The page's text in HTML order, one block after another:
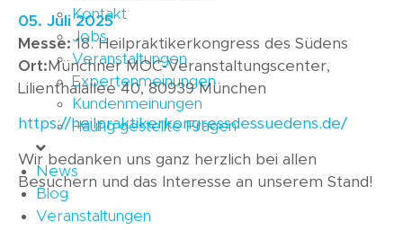
Kontakt
Jobs
Veranstaltungen
Expertenmeinungen
Kundenmeinungen
Häufig gestellte Fragen
News
Blog
Veranstaltungen
05. Juli 2025
Messe:18. Heilpraktikerkongress des Südens
Ort: Münchner MOC-Veranstaltungscenter,
Lilienthalallee 40, 80939 München
https://heilpraktikerkongressdessuedens.de/
Wir bedanken uns ganz herzlich bei allen
Besuchern und das Interesse an unserem Stand!